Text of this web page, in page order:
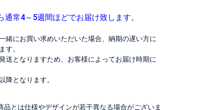
常4～5週間ほどでお届け致します。
緒にお買い求めいただいた場合、納期の遅い方に
す。
送となりますため、お客様によってお届け時期に
降となります。
とは仕様やデザインが若干異なる場合がございま